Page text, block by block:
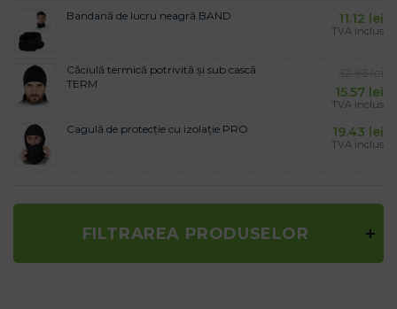
Bandană de lucru neagră BAND 11.12 lei
TVA inclus
Căciulă termică potrivită și sub cască
TERM
15.57 lei
TVA inclus
Cagulă de protecție cu izolație PRO 19.43 lei
TVA inclus
FILTRAREA PRODUSELOR